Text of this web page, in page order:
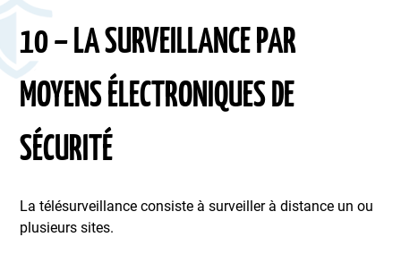
10 – LA SURVEILLANCE PAR
MOYENS ÉLECTRONIQUES DE
SÉCURITÉ
La télésurveillance consiste à surveiller à distance un ou
plusieurs sites.